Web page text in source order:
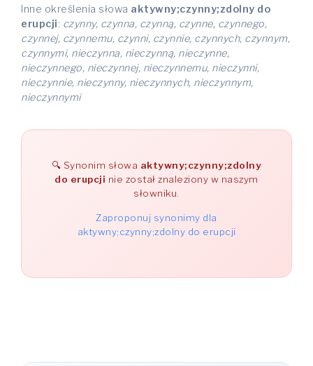
Inne określenia słowa aktywny;czynny;zdolny do
erupcji: czynny, czynna, czynną, czynne, czynnego,
czynnej, czynnemu, czynni, czynnie, czynnych, czynnym,
czynnymi, nieczynna, nieczynną, nieczynne,
nieczynnego, nieczynnej, nieczynnemu, nieczynni,
nieczynnie, nieczynny, nieczynnych, nieczynnym,
nieczynnymi
Synonim słowa aktywny;czynny;zdolny
do erupcji nie został znaleziony w naszym
słowniku.
Zaproponuj synonimy dla
aktywny;czynny;zdolny do erupcji